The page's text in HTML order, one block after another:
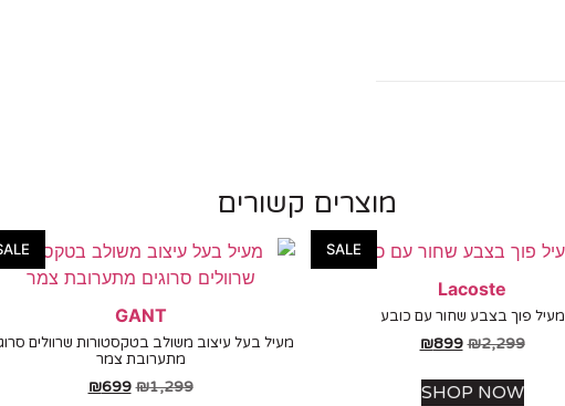
מוצרים קשורים
SALE
Lacoste
מעיל פוך בצבע שחור עם כובע
₪2,299
₪899
SHOP NOW
GANT
מעיל בעל עיצוב משולב בטקסטורות שרוולים
מתערובת צמר
₪1,299
₪699